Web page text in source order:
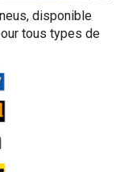
disponible
tous types de